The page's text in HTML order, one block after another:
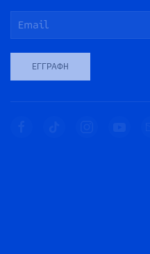
ΕΓΓΡΑΦΉ